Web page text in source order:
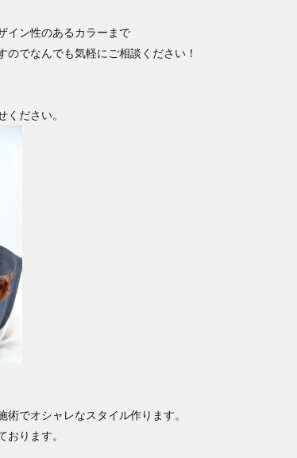
イン性のあるカラーまで
のでなんでも気軽にご相談ください！
ください。
術でオシャレなスタイル作ります。
おります。